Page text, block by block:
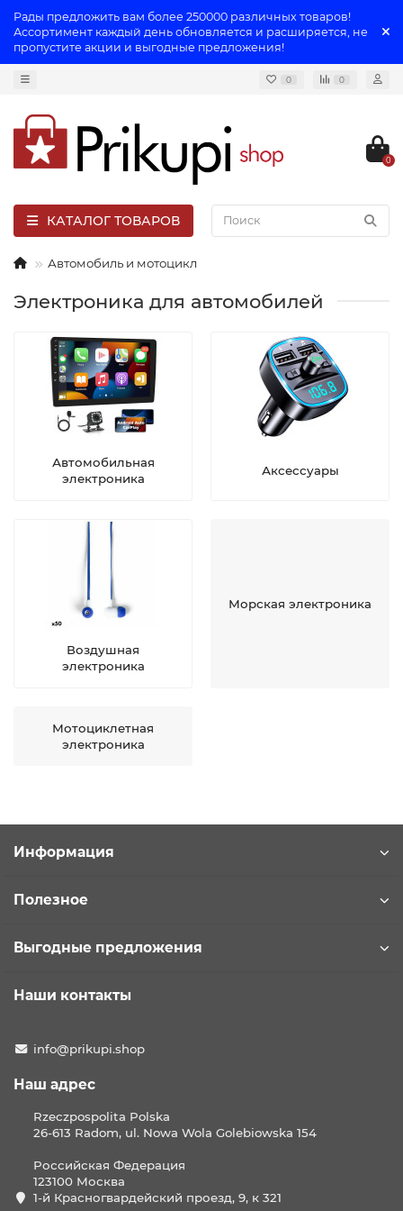
Рады предложить вам более 250000 различных товаров!
Ассортимент каждый день обновляется и расширяется, не
пропустите акции и выгодные предложения!
0 0
0
КАТАЛОГ ТОВАРОВ
Автомобиль и мотоцикл
Электроника для автомобилей
Автомобильная
электроника
Аксессуары
Воздушная
электроника
Морская электроника
Мотоциклетная
электроника
Информация
Полезное
Выгодные предложения
Наши контакты
info@prikupi.shop
Наш адрес
Rzeczpospolita Polska
26-613 Radom, ul. Nowa Wola Golebiowska 154
Российская Федерация
123100 Москва
1-й Красногвардейский проезд, 9, к 321